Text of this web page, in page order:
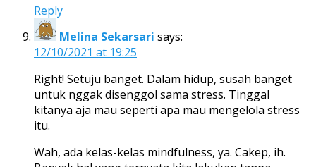
Reply
Melina Sekarsari says:
12/10/2021 at 19:25
Right! Setuju banget. Dalam hidup, susah banget
untuk nggak disenggol sama stress. Tinggal
kitanya aja mau seperti apa mau mengelola stress
itu.
Wah, ada kelas-kelas mindfulness, ya. Cakep, ih.